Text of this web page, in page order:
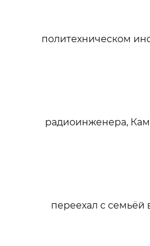
политехническом
радиоинженера,
переехал с семьёй